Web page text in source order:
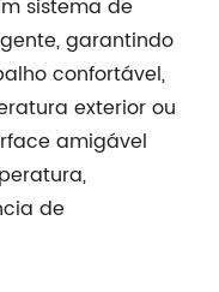
sistema de
garantindo
confortável,
exterior ou
amigável
de